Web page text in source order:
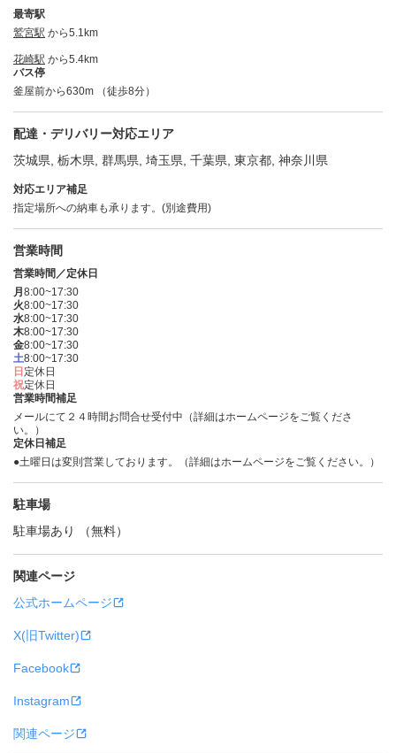
最寄駅
鷲宮駅 から5.1km
花崎駅 から5.4km
バス停
釜屋前から630m （徒歩8分）
配達・デリバリー対応エリア
茨城県, 栃木県, 群馬県, 埼玉県, 千葉県, 東京都, 神奈川県
対応エリア補足
指定場所への納車も承ります。(別途費用)
営業時間
営業時間／定休日
月 8:00~17:30
火8:00~17:30
水8:00~17:30
木8:00~17:30
金8:00~17:30
土8:00~17:30
日 定休日
祝定休日
営業時間補足
メールにて２４時間お問合せ受付中（詳細はホームページをご覧くださ
い。）
定休日補足
●土曜日は変則営業しております。（詳細はホームページをご覧ください。）
駐車場
駐車場あり （無料）
関連ページ
公式ホームページ
X(旧Twitter)
Facebook
Instagram
関連ページ